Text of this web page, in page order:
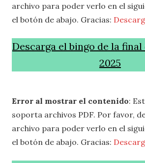
archivo para poder verlo en el
el botón de abajo. Gracias:
Descarga el bingo de la
2025
Error al mostrar el contenido:
soporta archivos PDF. Por favor,
archivo para poder verlo en el
el botón de abajo. Gracias: